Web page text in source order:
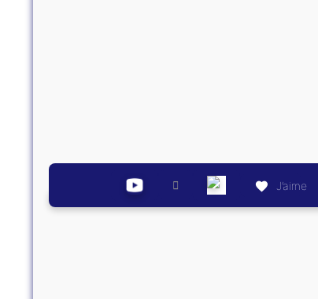
J’aime